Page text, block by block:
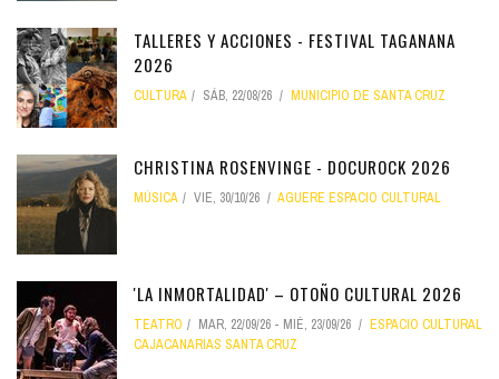
TALLERES Y ACCIONES - FESTIVAL TAGANANA
2026
CULTURA SÁB, 22/08/26 MUNICIPIO DE SANTA CRUZ
CHRISTINA ROSENVINGE - DOCUROCK 2026
MÚSICA VIE, 30/10/26 AGUERE ESPACIO CULTURAL
'LA INMORTALIDAD' – OTOÑO CULTURAL 2026
TEATRO MAR, 22/09/26 - MIÉ, 23/09/26
ESPACIO CULTURAL
CAJACANARIAS SANTA CRUZ